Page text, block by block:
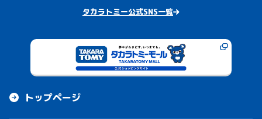
タカラトミー公式SNS一覧
トップページ